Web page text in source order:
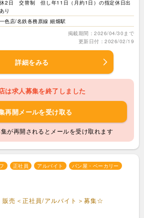
2日 交替制 但し年11日（月約1日）の指定休日出
り
色店/名鉄各務原線 細畑駅
掲載期間：2026/04/30まで
更新日付：2026/02/19
詳細をみる
は求人募集を終了しました
再開メールを受け取る
が再開されるとメールを受け取れます
正社員 アルバイト
パン屋・ベーカリー
販売＜正社員/アルバイト＞募集☆